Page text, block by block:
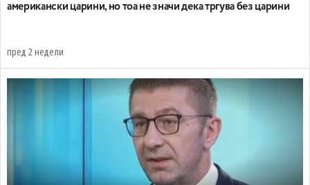
американски царини, но тоа не значи дека тргува без царини
пред 2 недели